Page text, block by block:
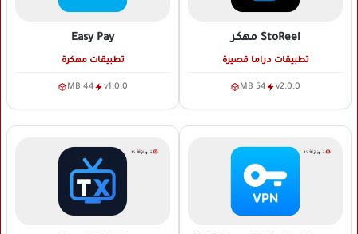
StoReel مهكر
تطبيقات دراما قصيرة
v2.0.0
54 MB
Easy Pay
تطبيقات مهكرة
v1.0.0
44 MB